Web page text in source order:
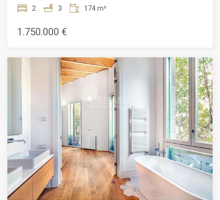
d'habitatges de luxe situada en un edifici d'angle de 1895.
impecable, oferint una fusió perfecta entre la seva
arquitectura clàssica i uns interiors recentment renovats i
un restaurant mediterrani saludable a la planta baixa. El
projecte està dissenyat per oferir el màxim confort al cor de
Barcelona, amb serveis de luxe com xòfer, seguretat
reforçada, consergeria multilingüe disponible 24 hores al
dia, lloguer de bicicletes, cabines de massatges i un
majordom virtual capaç de respondre instantàniament a
totes les sol·licituds enviades per missatge de text.Les
unitats disponibles varien entre 65 m² i 232 m², amb
configuracions de 1 a 3 dormitoris, algunes d'elles amb
terrasses o balcons. La joia d'aquesta residència és, sens
dubte, l'àtic de la sisena planta, que disposa d'una
espectacular terrassa privada amb vistes panoràmiques.
Els apartaments, dissenyats per l'estudi d'arquitectura
prestigiós Daar Architects, es distingeixen per un disseny
innovador i tecnologies de darrera generació, garantint un
2 3 174 m²
1.750.000 €